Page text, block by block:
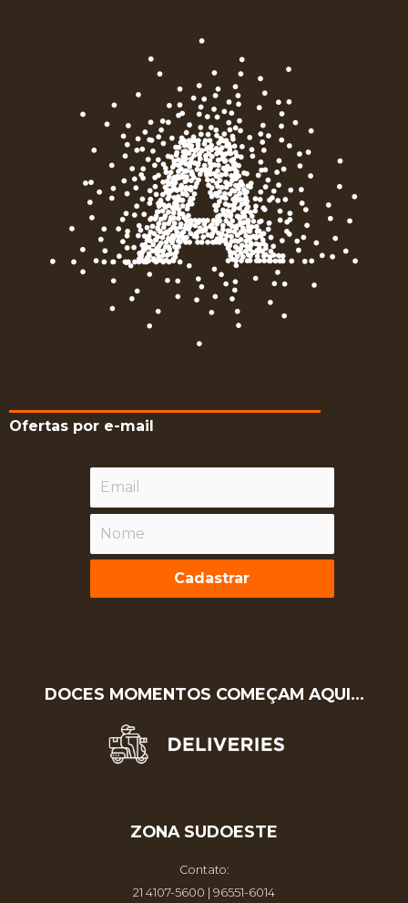
Ofertas por e-mail
Cadastrar
DOCES MOMENTOS COMEÇAM AQUI…
ZONA SUDOESTE
Contato:
21 4107-5600 | 96551-6014